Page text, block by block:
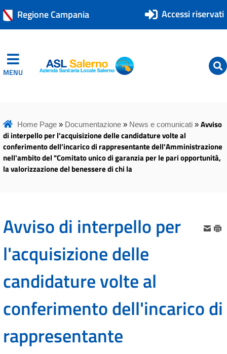
Regione Campania Accessi riservati
MENU ASL Salerno
ASL Salerno
Home Page» Documentazione» News e comunicati» Avviso
di interpello per l'acquisizione delle candidature volte al
conferimento dell'incarico di rappresentante dell'Amministrazione
nell'ambito del "Comitato unico di garanzia per le pari opportunità,
la valorizzazione del benessere di chi la
Avviso di interpello per
l'acquisizione delle
candidature volte al
conferimento dell'incarico di
rappresentante